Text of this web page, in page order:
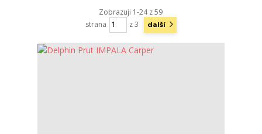
Zobrazuji 1-24 z 59
strana
z 3 další